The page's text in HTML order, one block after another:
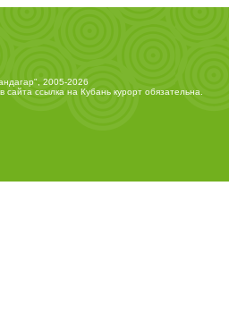
2005-2026
сайта ссылка на Кубань курортобязательна.